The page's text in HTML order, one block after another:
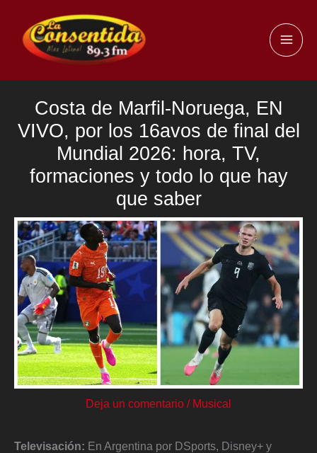
contenido
Costa de Marfil-Noruega, EN
VIVO, por los 16avos de final del
Mundial 2026: hora, TV,
formaciones y todo lo que hay
que saber
Deja un comentario / Musical
Televisación: En Argentina por DSports, Disney+ y